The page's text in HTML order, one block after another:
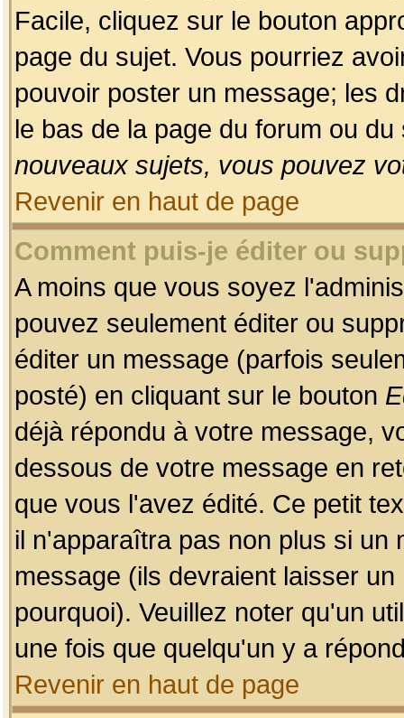
Facile, cliquez sur le bouton
page du sujet. Vous pourriez
pouvoir poster un message; les
le bas de la page du forum ou
nouveaux sujets, vous pouvez
Revenir en haut de page
Comment puis-je éditer ou
A moins que vous soyez
pouvez seulement éditer ou
éditer un message (parfois
posté) en cliquant sur le bouton
déjà répondu à votre message,
dessous de votre message en
que vous l'avez édité. Ce petit
il n'apparaîtra pas non plus si un
message (ils devraient laisser
pourquoi). Veuillez noter qu'un
une fois que quelqu'un y a
Revenir en haut de page